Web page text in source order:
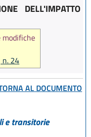
DELL'IMPATTO
modifiche
n. 24
AL DOCUMENTO
e transitorie